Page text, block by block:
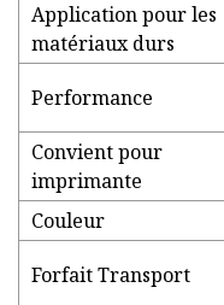
Application pour les
matériaux durs
Performance
Convient pour
imprimante
Couleur
Forfait Transport